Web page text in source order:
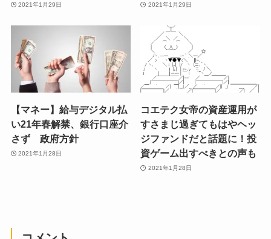
2021年1月29日 2021年1月29日
【マネー】給与デジタル払
い21年春解禁、銀行口座介
さず 政府方針
2021年1月28日
コエテク女帝の資産運用が
すさまじ過ぎてもはやヘッ
ジファンドだと話題に！投
資ゲーム出すべきとの声も
2021年1月28日